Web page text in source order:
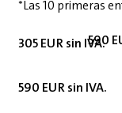
*Las 10 primeras
305 EUR sin IVA.
590 EUR sin IVA.
590